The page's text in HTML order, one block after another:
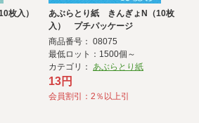
枚入）
あぶらとり紙 きんぎょN（10枚
入） プチパッケージ
商品番号： 08075
最低ロット：1500個～
カテゴリ： あぶらとり紙
13円
会員割引：2％以上引